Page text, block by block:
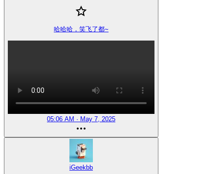
哈哈哈，笑飞了都~
05:06 AM · May 7, 2025
iGeekbb